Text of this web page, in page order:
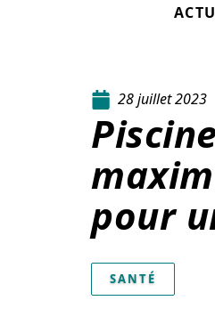
28 juillet 2023
pour
SANTÉ